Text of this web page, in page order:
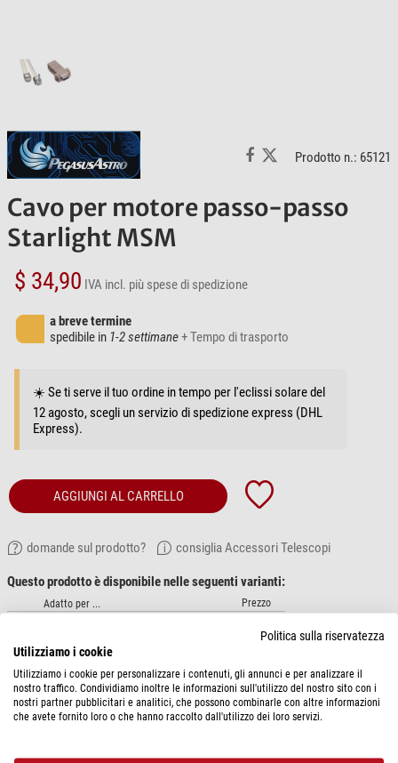
Prodotto n.: 65121
Cavo per motore passo-passo
Starlight MSM
$ 34,90 IVA incl. più spese di spedizione
a breve termine
spedibile in 1-2 settimane+ Tempo di trasporto
☀️ Se ti serve il tuo ordine in tempo per l'eclissi solare del
12 agosto, scegli un servizio di spedizione express (DHL
Express).
AGGIUNGI AL CARRELLO
domande sul prodotto? consiglia Accessori Telescopi
Questo prodotto è disponibile nelle seguenti varianti:
Adatto per ... Prezzo
$ 24,90
Starlight HSM
Starlight MSM
$ 34,90
Lacerta
$ 24,90
Politica sulla riservatezza
Utilizziamo i cookie
Utilizziamo i cookie per personalizzare i contenuti, gli annunci e per analizzare il
nostro traffico. Condividiamo inoltre le informazioni sull'utilizzo del nostro sito con i
nostri partner pubblicitari e analitici, che possono combinarle con altre informazioni
che avete fornito loro o che hanno raccolto dall'utilizzo dei loro servizi.